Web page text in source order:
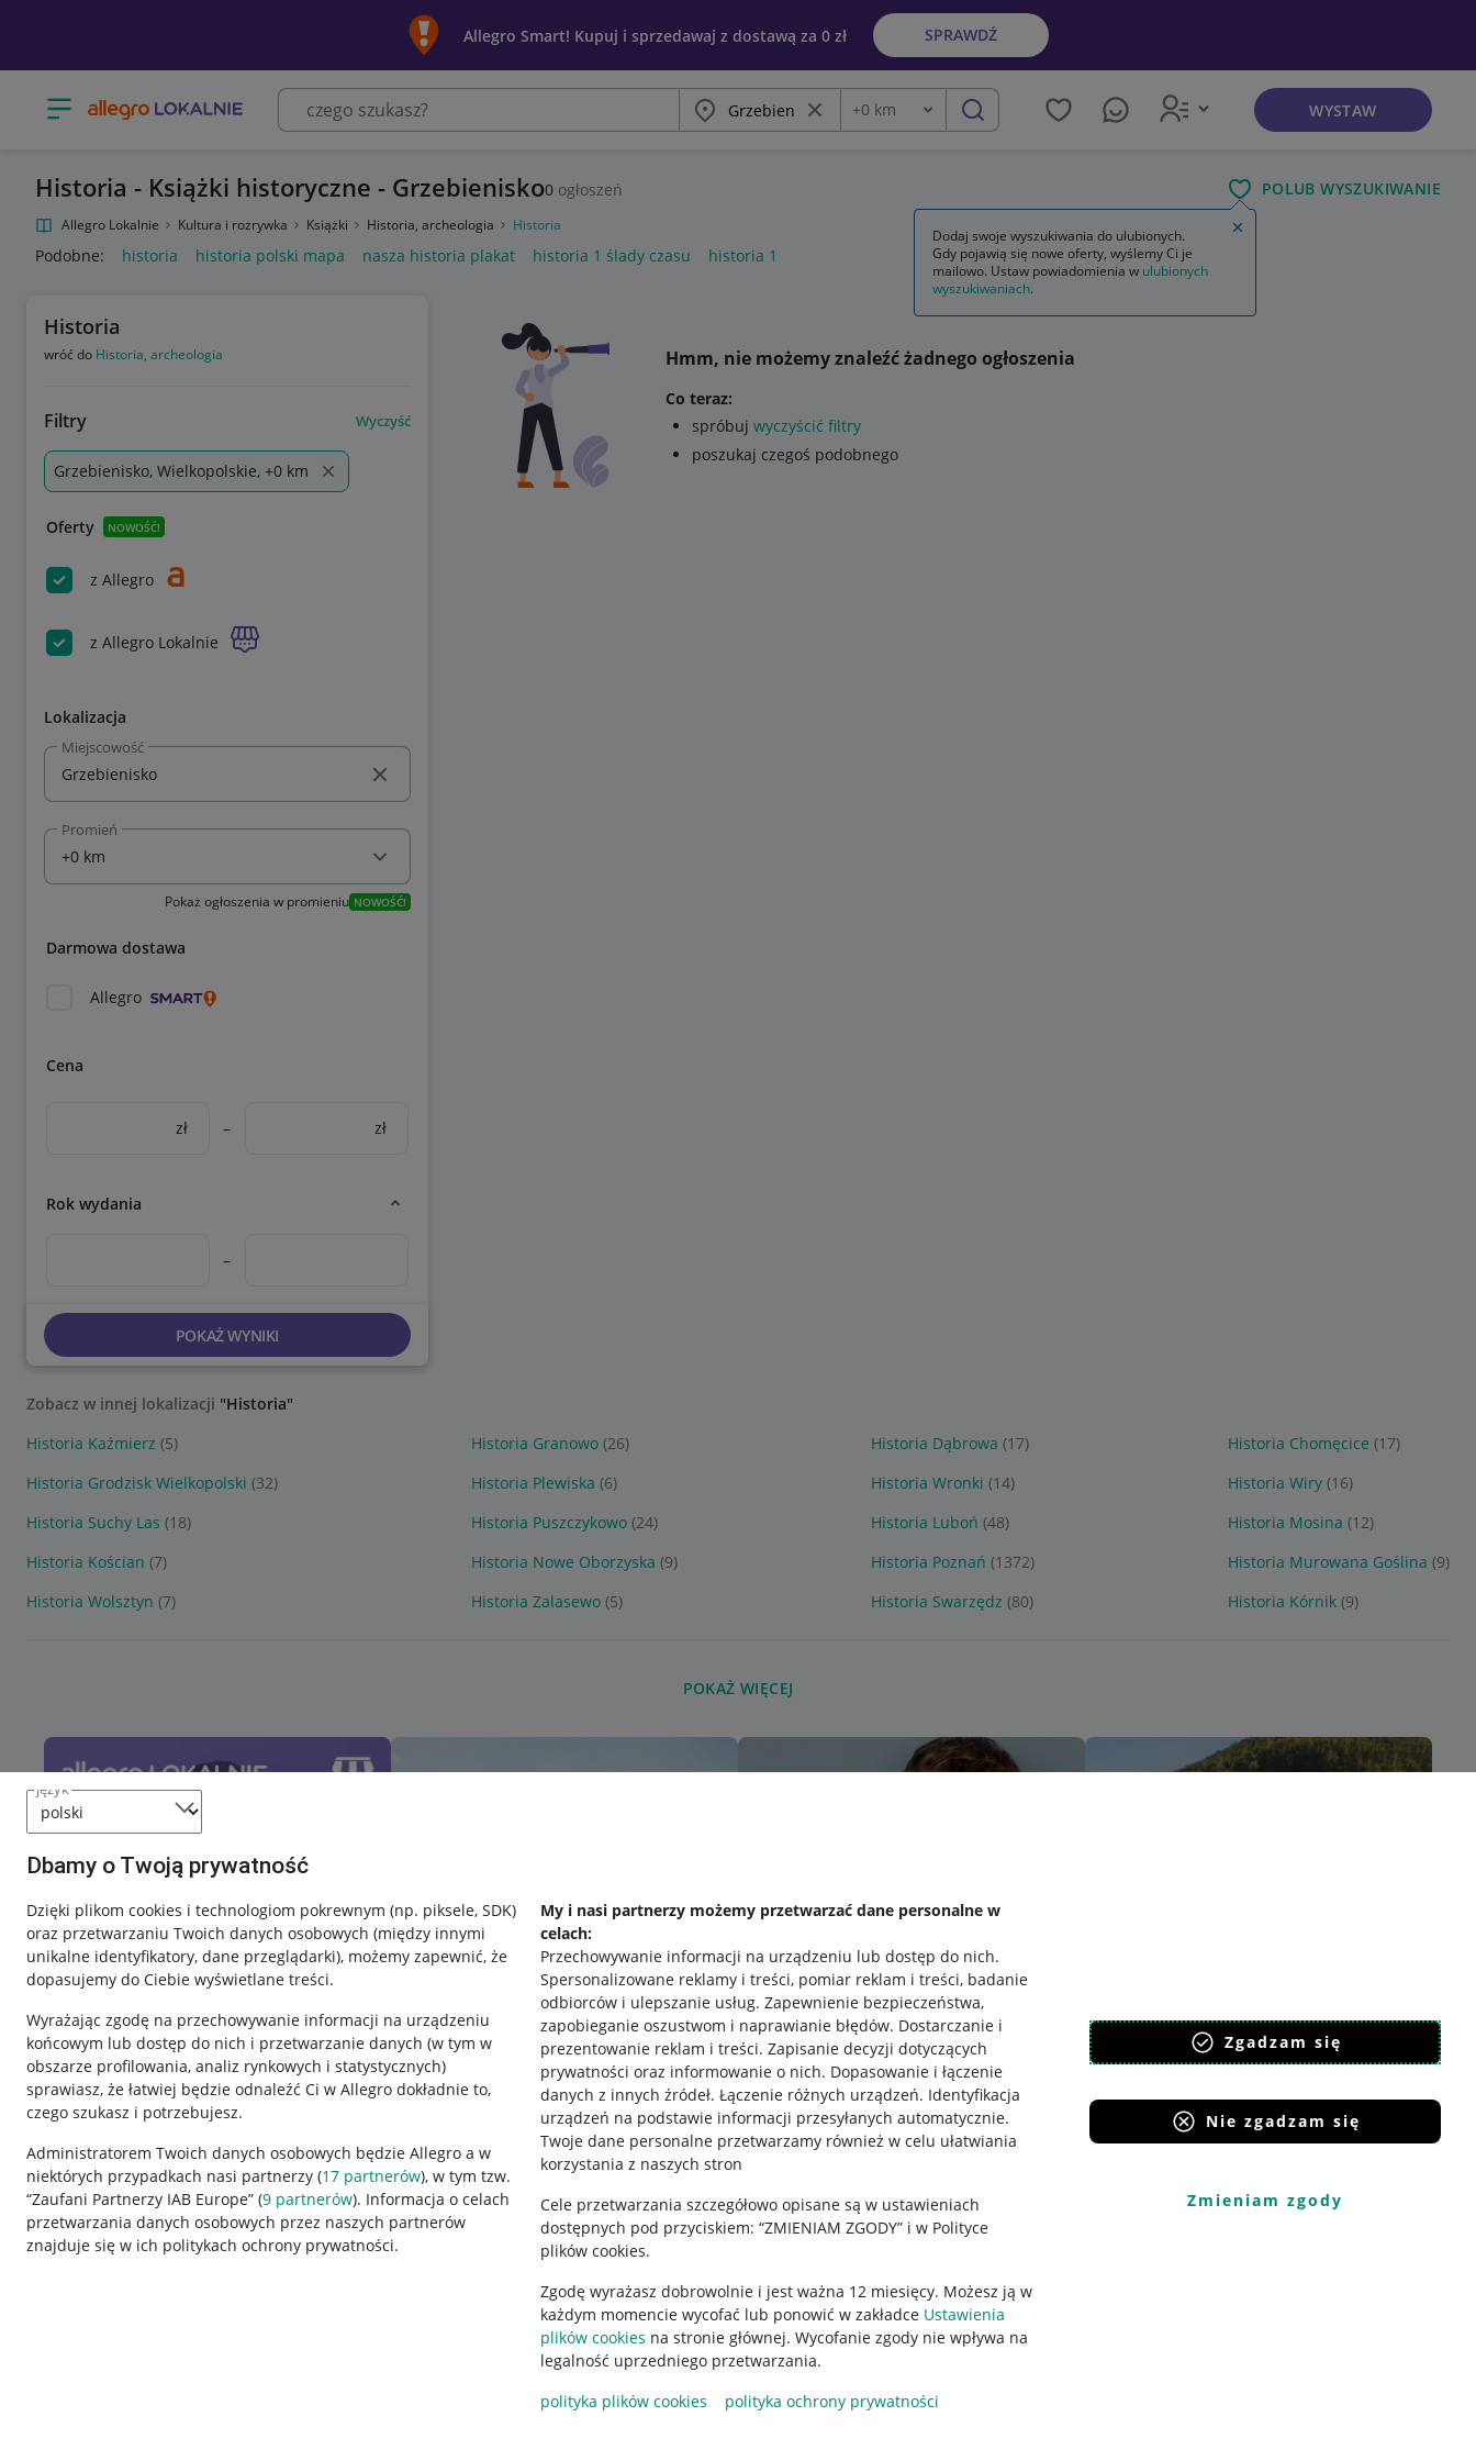
język
Dbamy o Twoją prywatność
Dzięki plikom cookies i technologiom pokrewnym (np. piksele, SDK)
oraz przetwarzaniu Twoich danych osobowych (między innymi
unikalne identyfikatory, dane przeglądarki), możemy zapewnić, że
dopasujemy do Ciebie wyświetlane treści.
Wyrażając zgodę na przechowywanie informacji na urządzeniu
końcowym lub dostęp do nich i przetwarzanie danych (w tym w
obszarze profilowania, analiz rynkowych i statystycznych)
sprawiasz, że łatwiej będzie odnaleźć Ci w Allegro dokładnie to,
czego szukasz i potrzebujesz.
Administratorem Twoich danych osobowych będzie Allegro a w
niektórych przypadkach nasi partnerzy (17 partnerów), w tym tzw.
“Zaufani Partnerzy IAB Europe” (9 partnerów). Informacja o celach
przetwarzania danych osobowych przez naszych partnerów
znajduje się w ich politykach ochrony prywatności.
My i nasi partnerzy możemy przetwarzać dane personalne w
celach:
Przechowywanie informacji na urządzeniu lub dostęp do nich.
Spersonalizowane reklamy i treści, pomiar reklam i treści, badanie
odbiorców i ulepszanie usług. Zapewnienie bezpieczeństwa,
zapobieganie oszustwom i naprawianie błędów. Dostarczanie i
prezentowanie reklam i treści. Zapisanie decyzji dotyczących
prywatności oraz informowanie o nich. Dopasowanie i łączenie
danych z innych źródeł. Łączenie różnych urządzeń. Identyfikacja
urządzeń na podstawie informacji przesyłanych automatycznie.
Twoje dane personalne przetwarzamy również w celu ułatwiania
korzystania z naszych stron
Cele przetwarzania szczegółowo opisane są w ustawieniach
dostępnych pod przyciskiem: “ZMIENIAM ZGODY” i w Polityce
plików cookies.
Zgodę wyrażasz dobrowolnie i jest ważna 12 miesięcy. Możesz ją w
każdym momencie wycofać lub ponowić w zakładce Ustawienia
plików cookies na stronie głównej. Wycofanie zgody nie wpływa na
legalność uprzedniego przetwarzania.
polityka plików cookies
polityka ochrony prywatności
Zgadzam się
Nie zgadzam się
Zmieniam zgody
Allegro Smart! Kupuj i sprzedawaj z dostawą za 0 zł SPRAWDŹ
Otwórz menu z kategoriami Miasto Wyczyść frazę
Odległość
+0 km szukaj WYSTAW
Historia - Książki historyczne - Grzebienisko0 ogłoszeń POLUB WYSZUKIWANIE
Allegro Lokalnie Kultura i rozrywka Książki Historia, archeologia Historia
Podobne: historia historia polski mapa nasza historia plakat historia 1 ślady czasu historia 1
Historia
wróć do Historia, archeologia
Filtry Wyczyść
Grzebienisko, Wielkopolskie, +0 km
Oferty NOWOŚĆ!
z Allegro
z Allegro Lokalnie
Lokalizacja
Miejscowość
Promień
Pokaż ogłoszenia w promieniu NOWOŚĆ!
Darmowa dostawa
Allegro
Cena
zł – zł
Rok wydania
–
POKAŻ WYNIKI
Hmm, nie możemy znaleźć żadnego ogłoszenia
Co teraz:
spróbuj wyczyścić filtry
poszukaj czegoś podobnego
Zobacz w innej lokalizacji "Historia"
Historia Kaźmierz (5) Historia Granowo (26) Historia Dąbrowa (17) Historia Chomęcice (17)
Historia Grodzisk Wielkopolski (32) Historia Plewiska (6) Historia Wronki (14) Historia Wiry (16)
Historia Suchy Las (18) Historia Puszczykowo (24) Historia Luboń (48) Historia Mosina (12)
Historia Kościan (7) Historia Nowe Oborzyska (9) Historia Poznań (1372) Historia Murowana Goślina (9)
Historia Wolsztyn (7) Historia Zalasewo (5) Historia Swarzędz (80) Historia Kórnik (9)
POKAŻ WIĘCEJ
Przydatne informacje
Jak to działa
Napisz do nas
Allegro Gadane dla sprzedających
Regulamin
Polityka plików "cookies"
Ustawienia plików "cookies"
Udostępnianie lokalizacji
Informacje dla Aktu o Usługach Cyfrowych
Pobierz aplikację
Dodaj swoje wyszukiwania do ulubionych.
Gdy pojawią się nowe oferty, wyślemy Ci je
mailowo. Ustaw powiadomienia w ulubionych
wyszukiwaniach.
Zamknij wskazówkę